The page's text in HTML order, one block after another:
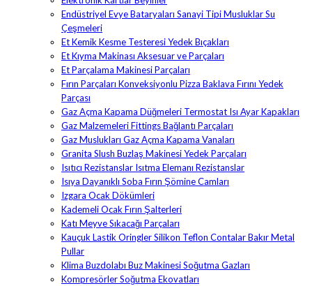
Endüstriyel Evye Bataryaları Sanayi Tipi Musluklar Su
Çeşmeleri
Et Kemik Kesme Testeresi Yedek Bıçakları
Et Kıyma Makinası Aksesuar ve Parçaları
Et Parçalama Makinesi Parçaları
Fırın Parçaları Konveksiyonlu Pizza Baklava Fırını Yedek
Parçası
Gaz Açma Kapama Düğmeleri Termostat Isı Ayar Kapakları
Gaz Malzemeleri Fittings Bağlantı Parçaları
Gaz Muslukları Gaz Açma Kapama Vanaları
Granita Slush Buzlaş Makinesi Yedek Parçaları
Isıtıcı Rezistanslar Isıtma Elemanı Rezistanslar
Isıya Dayanıklı Soba Fırın Şömine Camları
Izgara Ocak Dökümleri
Kademeli Ocak Fırın Şalterleri
Katı Meyve Sıkacağı Parçaları
Kauçuk Lastik Oringler Silikon Teflon Contalar Bakır Metal
Pullar
Klima Buzdolabı Buz Makinesi Soğutma Gazları
Kompresörler Soğutma Ekovatları